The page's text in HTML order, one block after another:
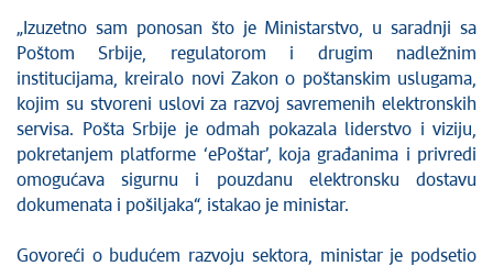
„Izuzetno sam ponosan što je Ministarstvo, u saradnji sa
Poštom Srbije, regulatorom i drugim nadležnim
institucijama, kreiralo novi Zakon o poštanskim uslugama,
kojim su stvoreni uslovi za razvoj savremenih elektronskih
servisa. Pošta Srbije je odmah pokazala liderstvo i viziju,
pokretanjem platforme ‘ePoštar’, koja građanima i privredi
omogućava sigurnu i pouzdanu elektronsku dostavu
dokumenata i pošiljaka“, istakao je ministar.
Govoreći o budućem razvoju sektora, ministar je podsetio